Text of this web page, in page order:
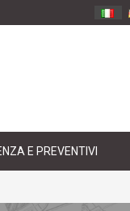
E PREVENTIVI